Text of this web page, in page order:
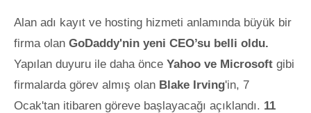
Alan adı kayıt ve hosting hizmeti anlamında büyük bir
firma olan GoDaddy'nin yeni CEO’su belli oldu.
Yapılan duyuru ile daha önce Yahoo ve Microsoft gibi
firmalarda görev almış olan Blake Irving'in, 7
Ocak'tan itibaren göreve başlayacağı açıklandı. 11